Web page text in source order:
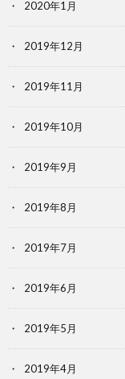
2020年1月
2019年12月
2019年11月
2019年10月
2019年9月
2019年8月
2019年7月
2019年6月
2019年5月
2019年4月